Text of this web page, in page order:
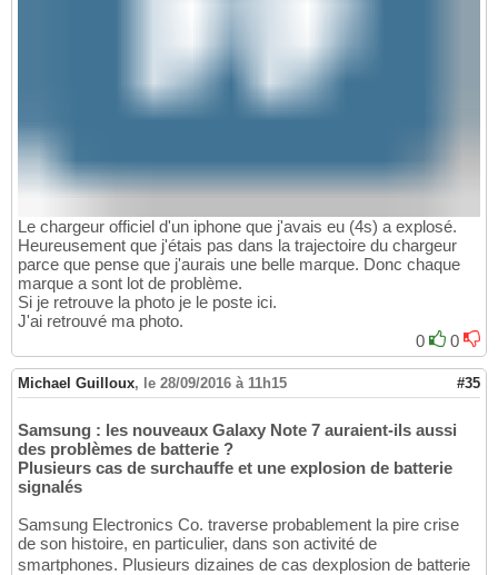
Le chargeur officiel d'un iphone que j'avais eu (4s) a explosé.
Heureusement que j'étais pas dans la trajectoire du chargeur
parce que pense que j'aurais une belle marque. Donc chaque
marque a sont lot de problème.
Si je retrouve la photo je le poste ici.
J'ai retrouvé ma photo.
0
0
Michael Guilloux, le 28/09/2016 à 11h15 #35
Samsung : les nouveaux Galaxy Note 7 auraient-ils aussi
des problèmes de batterie ?
Plusieurs cas de surchauffe et une explosion de batterie
signalés
Samsung Electronics Co. traverse probablement la pire crise
de son histoire, en particulier, dans son activité de
smartphones. Plusieurs dizaines de cas dexplosion de batterie